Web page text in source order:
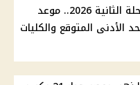
مؤشرات تنسيق المرحلة الثانية 2026.. موعد
الأدنى المتوقع والكليات